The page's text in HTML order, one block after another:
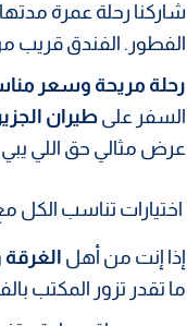
شاركنا رحلة عمرة مدتها 3 أيام، مع إقامة في فندق
الفطور. الفندق قريب
رحلة مريحة وسعر
السفر على طيران
عرض مثالي حق اللي يبي
اختيارات تناسب
إذا إنت من أهل الغرقة
ما تقدر تزور المكتب